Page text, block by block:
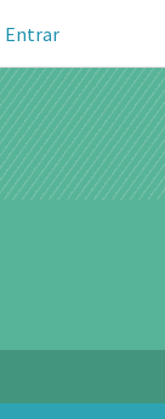
Entrar